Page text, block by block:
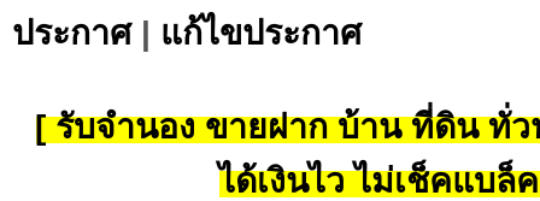
ประกาศ| แก้ไขประกาศ
[ รับจำนอง ขายฝาก บ้าน ที่ดิน ทั่ว
ได้เงินไว ไม่เช็คแบล็